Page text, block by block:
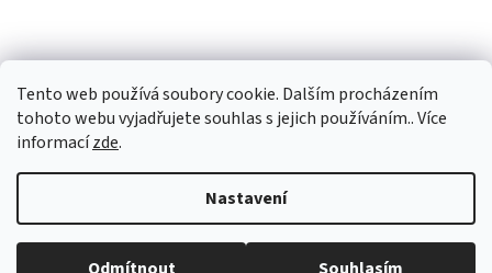
Tento web používá soubory cookie. Dalším procházením
tohoto webu vyjadřujete souhlas s jejich používáním.. Více
informacízde.
Nastavení
Copyright 2026PEGASPLUS. Všechna práva vyhrazena.Upravit